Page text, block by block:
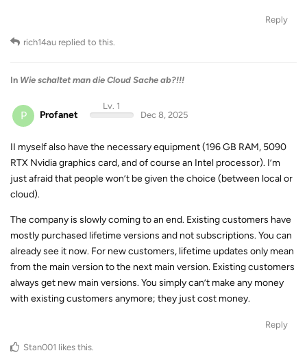
Reply
rich14au replied to this.
In Wie schaltet man die Cloud Sache ab?!!!
P Profanet
Lv. 1
Dec 8, 2025
II myself also have the necessary equipment (196 GB RAM, 5090
RTX Nvidia graphics card, and of course an Intel processor). I’m
just afraid that people won’t be given the choice (between local or
cloud).
The company is slowly coming to an end. Existing customers have
mostly purchased lifetime versions and not subscriptions. You can
already see it now. For new customers, lifetime updates only mean
from the main version to the next main version. Existing customers
always get new main versions. You simply can’t make any money
with existing customers anymore; they just cost money.
Reply
Stan001 likes this